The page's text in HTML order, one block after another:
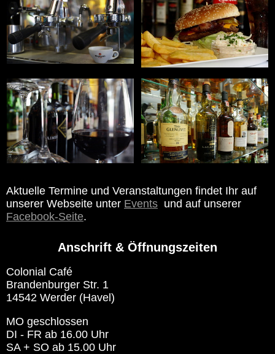
Aktuelle Termine und Veranstaltungen findet Ihr auf
unserer Webseite unter Events und auf unserer
Facebook-Seite.
Anschrift & Öffnungszeiten
Colonial Café
Brandenburger Str. 1
14542 Werder (Havel)
MO geschlossen
DI - FR ab 16.00 Uhr
SA + SO ab 15.00 Uhr